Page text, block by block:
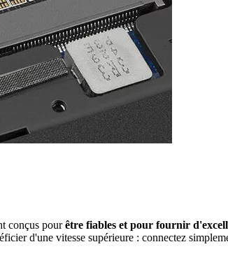
conçus pourêtre fiables et pour fournir
d'une vitesse supérieure : connectez